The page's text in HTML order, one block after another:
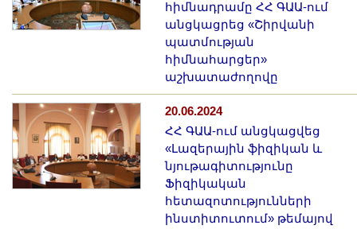
հիմնադրամը ՀՀ ԳԱԱ-ում
անցկացրեց «Շիրվանի
պատմության
հիմնահարցեր»
աշխատաժողովը
20.06.2024
ՀՀ ԳԱԱ-ում անցկացվեց
«Լազերային ֆիզիկան և
նյութագիտությունը
Ֆիզիկական
հետազոտությունների
ինստիտուտում» թեմայով